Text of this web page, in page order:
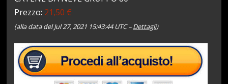
Prezzo: 21,50 €
(alla data del Jul 27, 2021 15:43:44 UTC –Dettagli)